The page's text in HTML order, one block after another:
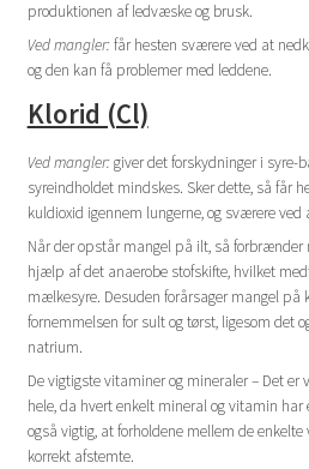
produktionen af ledvæske og brusk.
Ved mangler:får hesten sværere ved at
og den kan få problemer med leddene.
Klorid (Cl)
Ved mangler:giver det forskydninger i syre-
syreindholdet mindskes. Sker dette, så får
kuldioxid igennem lungerne, og sværere ved
Når der opstår mangel på ilt, så forbrænder
hjælp af det anaerobe stofskifte, hvilket
mælkesyre. Desuden forårsager mangel på
fornemmelsen for sult og tørst, ligesom det
natrium.
De vigtigste vitaminer og mineraler – Det er
hele, da hvert enkelt mineral og vitamin har
også vigtig, at forholdene mellem de
korrekt afstemte.